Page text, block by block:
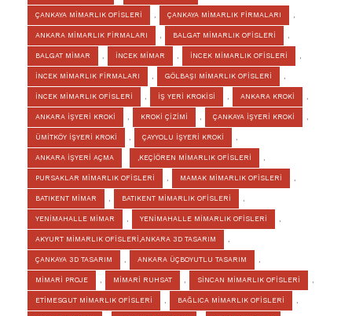
ÇANKAYA MİMARLIK OFİSLERİ , ÇANKAYA MİMARLIK FİRMALARI ,
ANKARA MİMARLIK FİRMALARI , BALGAT MİMARLIK OFİSLERİ ,
BALGAT MİMAR , İNCEK MİMAR , İNCEK MİMARLIK OFİSLERİ ,
İNCEK MİMARLIK FİRMALARI , GÖLBAŞI MİMARLIK OFİSLERİ ,
İNCEK MİMARLIK OFİSLERİ , İŞ YERİ KROKİSİ , ANKARA KROKİ ,
ANKARA İŞYERİ KROKİ , KROKİ ÇİZİMİ , ÇANKAYA İŞYERİ KROKİ ,
ÜMİTKÖY İŞYERİ KROKİ , ÇAYYOLU İŞYERİ KROKİ ,
ANKARA İŞYERİ AÇMA ,KEÇİÖREN MİMARLIK OFİSLERİ ,
PURSAKLAR MİMARLIK OFİSLERİ , MAMAK MİMARLIK OFİSLERİ ,
BATIKENT MİMAR , BATIKENT MİMARLIK OFİSLERİ ,
YENİMAHALLE MİMAR , YENİMAHALLE MİMARLIK OFİSLERİ ,
AKYURT MİMARLIK OFİSLERİ,ANKARA 3D TASARIM ,
ÇANKAYA 3D TASARIM , ANKARA ÜÇBOYUTLU TASARIM ,
MİMARİ PROJE , MİMARİ RUHSAT , SİNCAN MİMARLIK OFİSLERİ ,
ETİMESGUT MİMARLIK OFİSLERİ , BAĞLICA MİMARLIK OFİSLERİ ,